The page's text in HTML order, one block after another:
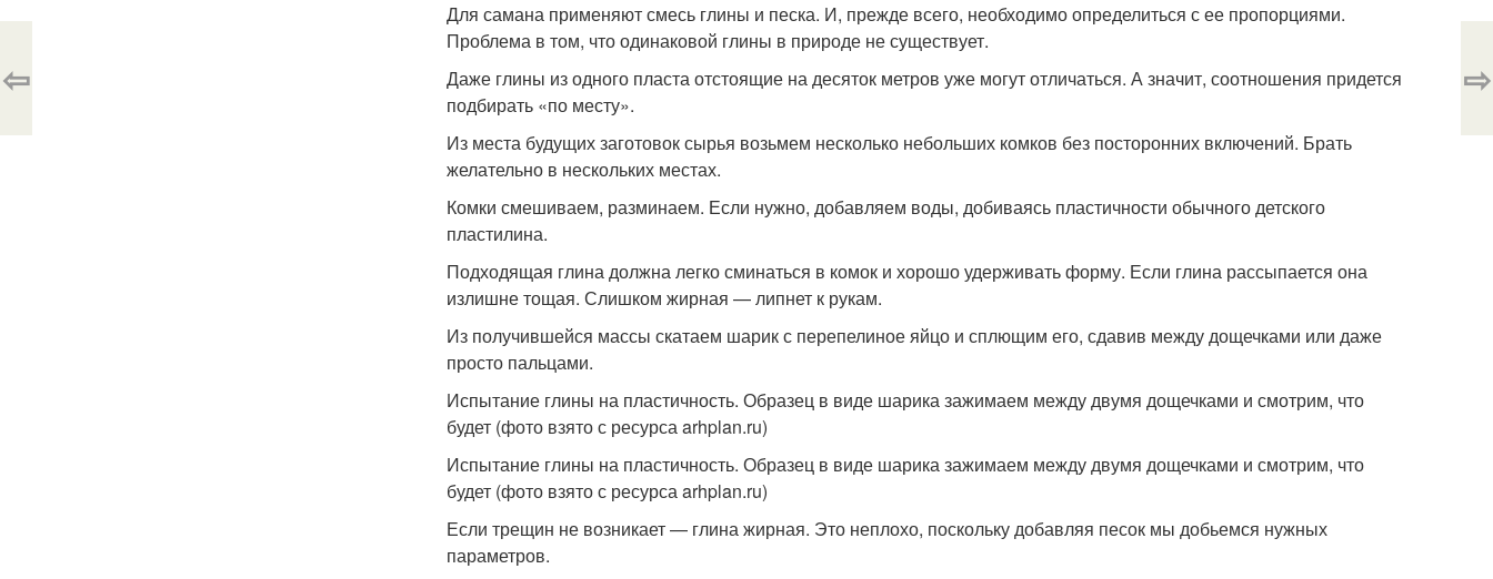
Для самана применяют смесь глины и песка. И, прежде всего, необходимо определиться с ее пропорциями.
Проблема в том, что одинаковой глины в природе не существует.
Даже глины из одного пласта отстоящие на десяток метров уже могут отличаться. А значит, соотношения придется
подбирать «по месту».
Из места будущих заготовок сырья возьмем несколько небольших комков без посторонних включений. Брать
желательно в нескольких местах.
Комки смешиваем, разминаем. Если нужно, добавляем воды, добиваясь пластичности обычного детского
пластилина.
Подходящая глина должна легко сминаться в комок и хорошо удерживать форму. Если глина рассыпается она
излишне тощая. Слишком жирная — липнет к рукам.
Из получившейся массы скатаем шарик с перепелиное яйцо и сплющим его, сдавив между дощечками или даже
просто пальцами.
Испытание глины на пластичность. Образец в виде шарика зажимаем между двумя дощечками и смотрим, что
будет (фото взято с ресурса arhplan.ru)
Испытание глины на пластичность. Образец в виде шарика зажимаем между двумя дощечками и смотрим, что
будет (фото взято с ресурса arhplan.ru)
Если трещин не возникает — глина жирная. Это неплохо, поскольку добавляя песок мы добьемся нужных
параметров.
⇦ ⇨